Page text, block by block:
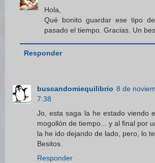
Hola,
Qué bonito guardar ese tipo
pasado el tiempo. Gracias. Un
Responder
buscandomiequilibrio 8 de
7:38
Jo, esta saga la he estado viendo
mogollón de tiempo... y al final por
la he ido dejando de lado, pero, lo
Besitos.
Responder